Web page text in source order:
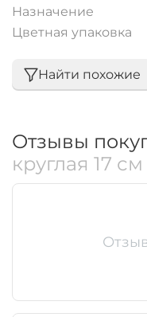
Назначение
Цветная упаковка
Найти похожие
Отзывы
круглая 17